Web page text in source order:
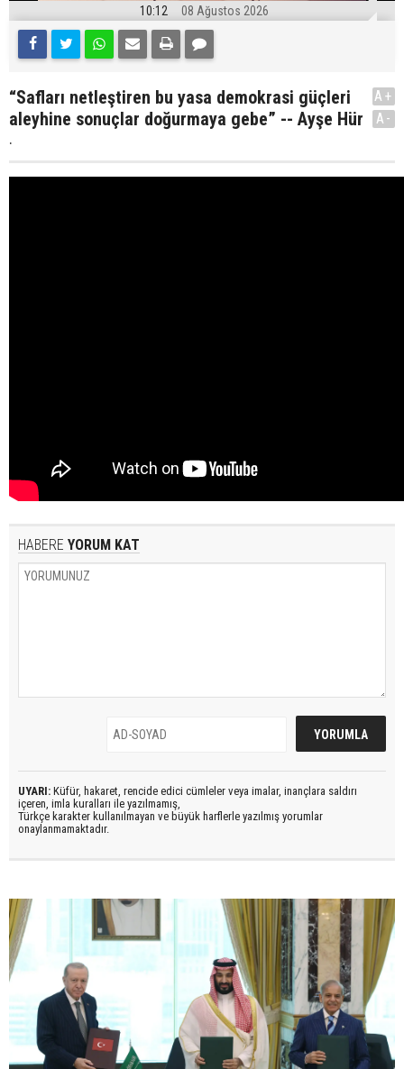
10:12 08 Ağustos 2026
“Safları netleştiren bu yasa demokrasi güçleri
aleyhine sonuçlar doğurmaya gebe” -- Ayşe Hür
.
A+
A-
HABERE YORUM KAT
UYARI: Küfür, hakaret, rencide edici cümleler veya imalar, inançlara saldırı
içeren, imla kuralları ile yazılmamış,
Türkçe karakter kullanılmayan ve büyük harflerle yazılmış yorumlar
onaylanmamaktadır.